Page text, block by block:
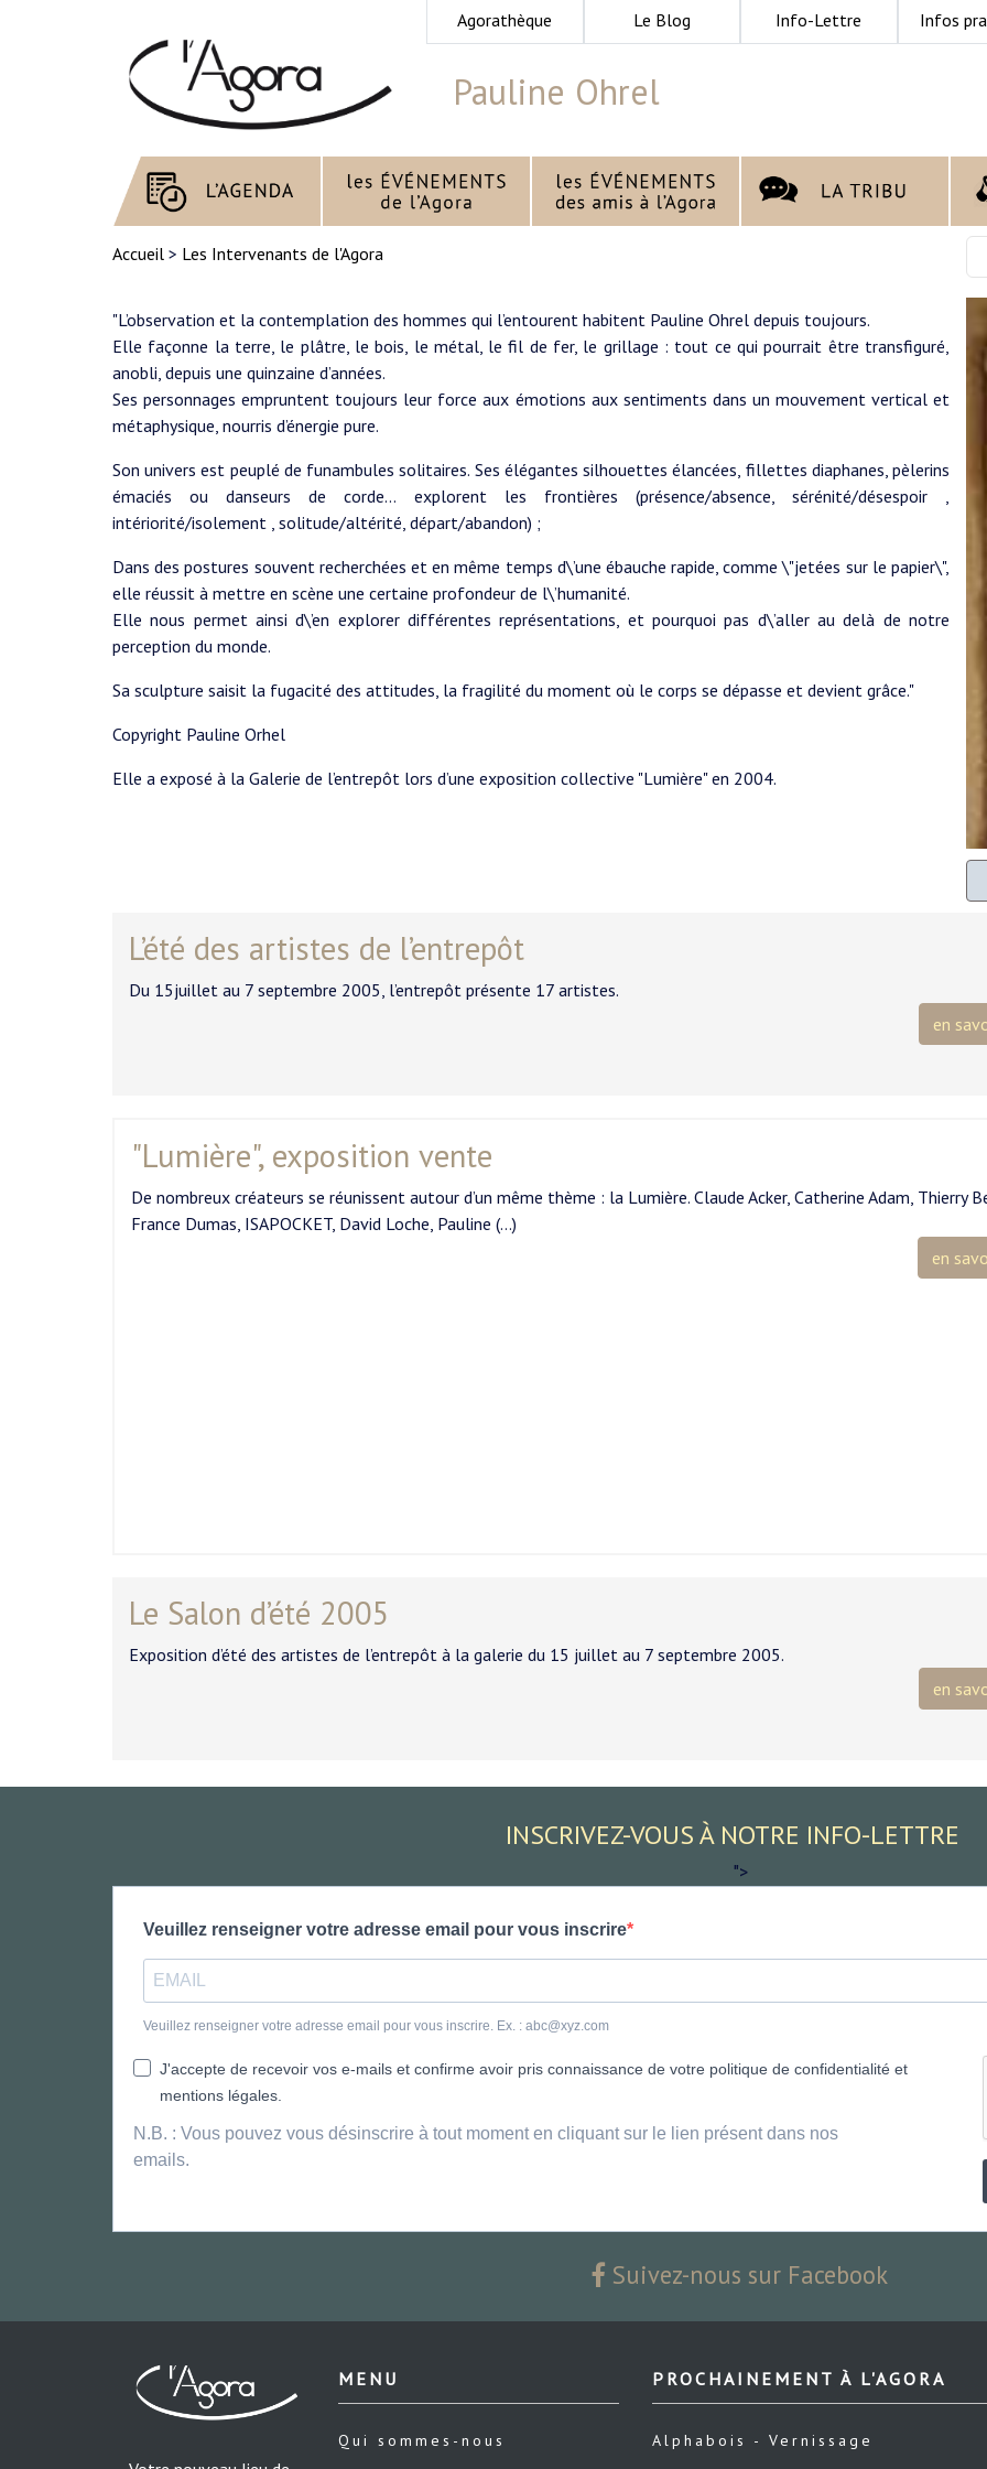
Agorathèque Le Blog Info-Lettre Infos
Pauline Ohrel
Accueil > Les Intervenants de l'Agora
"L’observation et la contemplation des hommes qui l’entourent habitent Pauline Ohrel depuis toujours.
Elle façonne la terre, le plâtre, le bois, le métal, le fil de fer, le grillage : tout ce qui pourrait être transfiguré,
anobli, depuis une quinzaine d’années.
Ses personnages empruntent toujours leur force aux émotions aux sentiments dans un mouvement vertical et
métaphysique, nourris d’énergie pure.
Son univers est peuplé de funambules solitaires. Ses élégantes silhouettes élancées, fillettes diaphanes, pèlerins
émaciés ou danseurs de corde... explorent les frontières (présence/absence, sérénité/désespoir ,
intériorité/isolement , solitude/altérité, départ/abandon) ;
Dans des postures souvent recherchées et en même temps d\’une ébauche rapide, comme \"jetées sur le papier\",
elle réussit à mettre en scène une certaine profondeur de l\’humanité.
Elle nous permet ainsi d\’en explorer différentes représentations, et pourquoi pas d\’aller au delà de notre
perception du monde.
Sa sculpture saisit la fugacité des attitudes, la fragilité du moment où le corps se dépasse et devient grâce."
Copyright Pauline Orhel
Elle a exposé à la Galerie de l’entrepôt lors d’une exposition collective "Lumière" en 2004.
L’été des artistes de l’entrepôt
Du 15juillet au 7 septembre 2005, l’entrepôt présente 17 artistes.
en
"Lumière", exposition vente
De nombreux créateurs se réunissent autour d’un même thème : la Lumière. Claude Acker, Catherine Adam, Thierry
France Dumas, ISAPOCKET, David Loche, Pauline (…)
en
Le Salon d’été 2005
Exposition d’été des artistes de l’entrepôt à la galerie du 15 juillet au 7 septembre 2005.
en
INSCRIVEZ-VOUS À NOTRE INFO-LETTRE
">
Veuillez renseigner votre adresse email pour vous inscrire
Veuillez renseigner votre adresse email pour vous inscrire. Ex. : abc@xyz.com
J'accepte de recevoir vos e-mails et confirme avoir pris connaissance de votre politique de confidentialité et
mentions légales.
N.B. : Vous pouvez vous désinscrire à tout moment en cliquant sur le lien présent dans nos
emails.
Suivez-nous sur Facebook
MENU
Qui sommes-nous
PROCHAINEMENT À L'AGORA
Alphabois - Vernissage